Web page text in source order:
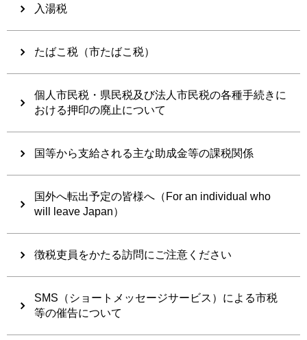
入湯税
たばこ税（市たばこ税）
個人市民税・県民税及び法人市民税の各種手続きに
おける押印の廃止について
国等から支給される主な助成金等の課税関係
国外へ転出予定の皆様へ（For an individual who
will leave Japan）
徴税吏員をかたる訪問にご注意ください
SMS（ショートメッセージサービス）による市税
等の催告について